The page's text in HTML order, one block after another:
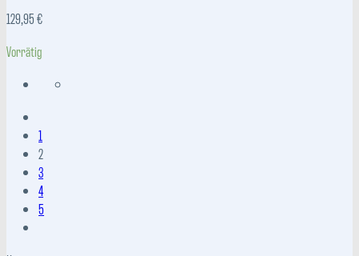
129,95€
Vorrätig
1
2
3
4
5